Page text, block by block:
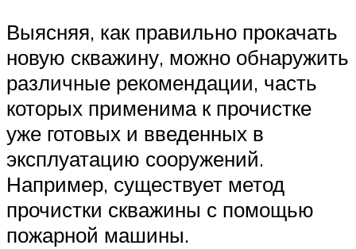
Выясняя, как правильно прокачать
новую скважину, можно обнаружить
различные рекомендации, часть
которых применима к прочистке
уже готовых и введенных в
эксплуатацию сооружений.
Например, существует метод
прочистки скважины с помощью
пожарной машины.